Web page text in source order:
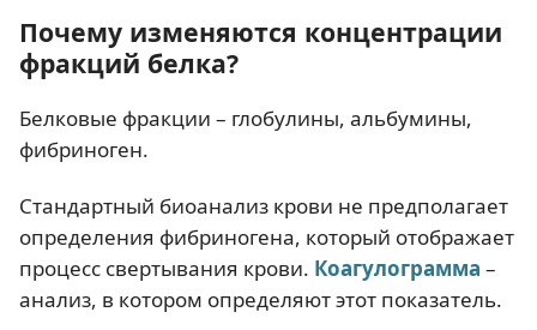
Почему изменяются концентрации
фракций белка?
Белковые фракции – глобулины, альбумины,
фибриноген.
Стандартный биоанализ крови не предполагает
определения фибриногена, который отображает
процесс свертывания крови. Коагулограмма –
анализ, в котором определяют этот показатель.